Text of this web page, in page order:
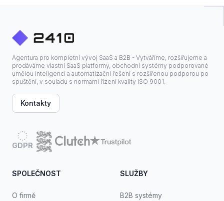
Agentura pro kompletní vývoj SaaS a B2B - Vytváříme, rozšiřujeme a
prodáváme vlastní SaaS platformy, obchodní systémy podporované
umělou inteligencí a automatizační řešení s rozšířenou podporou po
spuštění, v souladu s normami řízení kvality ISO 9001.
Kontakty
GDPR
SPOLEČNOST
O firmě
SLUŽBY
B2B systémy